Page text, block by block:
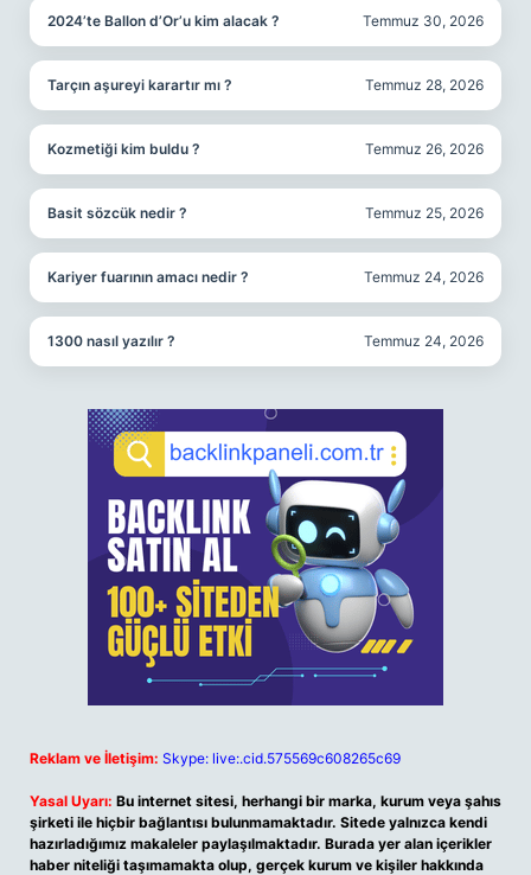
2024’te Ballon d’Or’u kim alacak ? Temmuz 30, 2026
Tarçın aşureyi karartır mı ? Temmuz 28, 2026
Kozmetiği kim buldu ? Temmuz 26, 2026
Basit sözcük nedir ? Temmuz 25, 2026
Kariyer fuarının amacı nedir ? Temmuz 24, 2026
1300 nasıl yazılır ? Temmuz 24, 2026
Reklam ve İletişim: Skype: live:.cid.575569c608265c69
Yasal Uyarı: Bu internet sitesi, herhangi bir marka, kurum veya şahıs
şirketi ile hiçbir bağlantısı bulunmamaktadır. Sitede yalnızca kendi
hazırladığımız makaleler paylaşılmaktadır. Burada yer alan içerikler
haber niteliği taşımamakta olup, gerçek kurum ve kişiler hakkında